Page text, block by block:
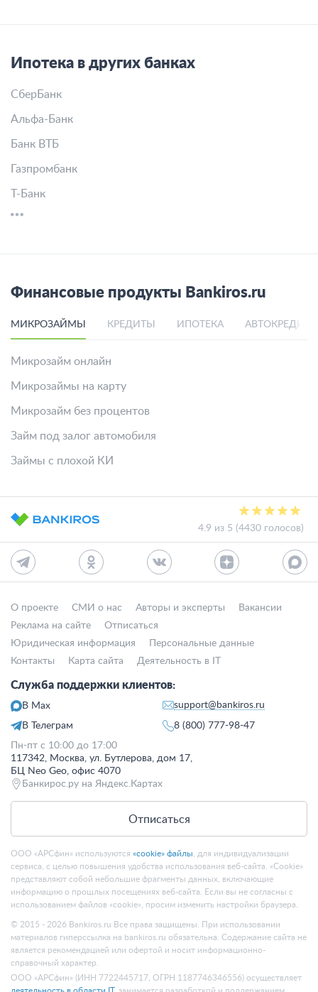
Ипотека в других банках
СберБанк
Альфа-Банк
Банк ВТБ
Газпромбанк
Т-Банк
Финансовые продукты Bankiros.ru
МИКРОЗАЙМЫ КРЕДИТЫ ИПОТЕКА
Микрозайм онлайн
Микрозаймы на карту
Микрозайм без процентов
Займ под залог автомобиля
Займы с плохой КИ
4.9 из 5 (4430 голосов)
О проекте СМИ о нас Авторы и эксперты
Вакансии
Реклама на сайте
Отписаться
Юридическая информация
Персональные данные
Контакты
Карта сайта Деятельность в IT
Служба поддержки клиентов:
В Max
В Телеграм
support@bankiros.ru
8 (800) 777-98-47
Пн-пт с 10:00 до 17:00
117342, Москва, ул. Бутлерова, дом 17,
БЦ Neo Geo, офис 4070
Банкирос.ру на Яндекс.Картах
Отписаться
ООО «АРСфин» используются «cookie» файлы , для индивидуализации
сервиса, с целью повышения удобства использования веб-сайта. «Cookie»
представляют собой небольшие фрагменты данных, включающие
информацию о прошлых посещениях веб-сайта. Если вы не согласны с
использованием файлов «cookie», просим изменить настройки браузера.
© 2015 - 2026 Bankiros.ru Все права защищены. При использовании
материалов гиперссылка на bankiros.ru обязательна. Содержание сайта не
является рекомендацией или офертой и носит информационно-
справочный характер.
ООО «АРСфин» (ИНН 7722445717, ОГРН 1187746346556) осуществляет